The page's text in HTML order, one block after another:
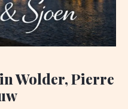
Wolder, Pierre